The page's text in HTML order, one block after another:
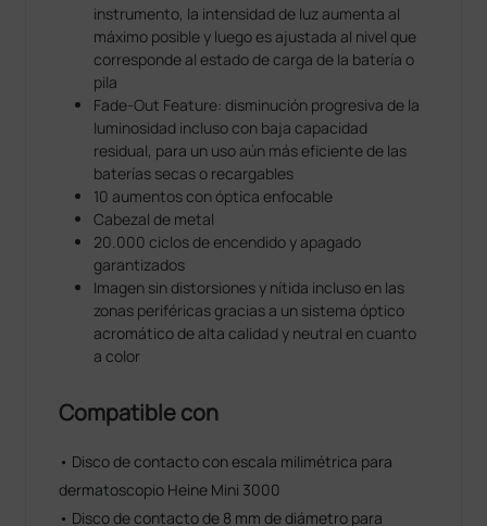
instrumento, la intensidad de luz aumenta al
máximo posible y luego es ajustada al nivel que
corresponde al estado de carga de la batería o
pila
Fade-Out Feature: disminución progresiva de la
luminosidad incluso con baja capacidad
residual, para un uso aún más eficiente de las
baterías secas o recargables
10 aumentos con óptica enfocable
Cabezal de metal
20.000 ciclos de encendido y apagado
garantizados
Imagen sin distorsiones y nítida incluso en las
zonas periféricas gracias a un sistema óptico
acromático de alta calidad y neutral en cuanto
a color
Compatible con
• Disco de contacto con escala milimétrica para
dermatoscopio Heine Mini 3000
• Disco de contacto de 8 mm de diámetro para